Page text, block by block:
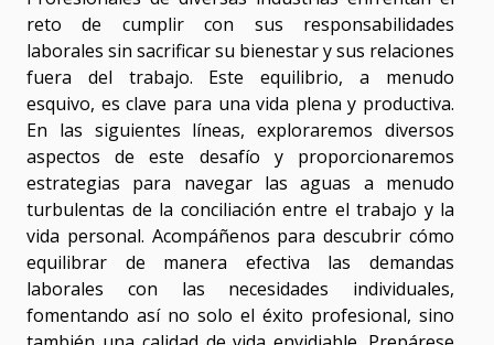
reto de cumplir con sus responsabilidades
laborales sin sacrificar su bienestar y sus relaciones
fuera del trabajo. Este equilibrio, a menudo
esquivo, es clave para una vida plena y productiva.
En las siguientes líneas, exploraremos diversos
aspectos de este desafío y proporcionaremos
estrategias para navegar las aguas a menudo
turbulentas de la conciliación entre el trabajo y la
vida personal. Acompáñenos para descubrir cómo
equilibrar de manera efectiva las demandas
laborales con las necesidades individuales,
fomentando así no solo el éxito profesional, sino